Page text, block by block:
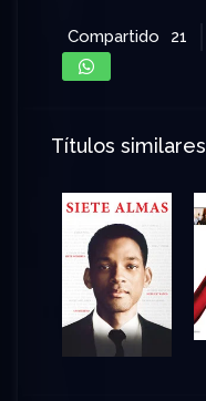
Compartido 21
Títulos similares